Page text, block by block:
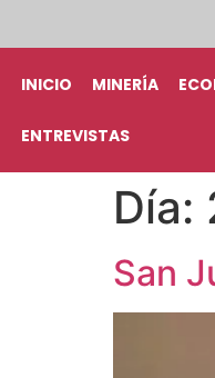
INICIO MINERÍA
ENTREVISTAS
Día:
San